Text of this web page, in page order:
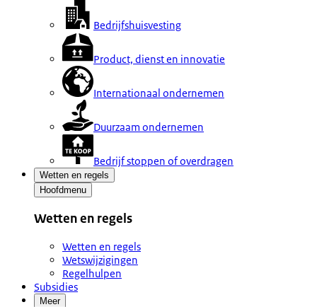
Bedrijfshuisvesting
Product, dienst en innovatie
Internationaal ondernemen
Duurzaam ondernemen
Bedrijf stoppen of overdragen
Wetten en regels
Hoofdmenu
Wetten en regels
Wetten en regels
Wetswijzigingen
Regelhulpen
Subsidies
Meer